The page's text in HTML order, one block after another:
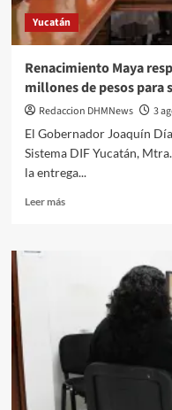
Celestún.
Yucatán
Renacimiento Maya
millones de pesos para
Redaccion DHMNews
3
El Gobernador Joaquín
Sistema DIF Yucatán,
la entrega...
Leer másLeer
Cruz
1.8
millones